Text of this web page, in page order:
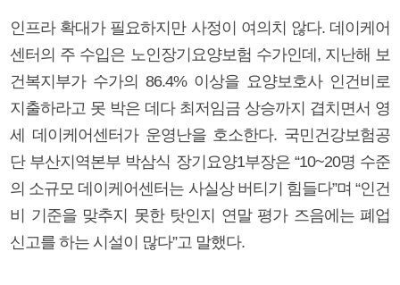
인프라 확대가 필요하지만 사정이 여의치 않다. 데이케어
센터의 주 수입은 노인장기요양보험 수가인데, 지난해 보
건복지부가 수가의 86.4% 이상을 요양보호사 인건비로
지출하라고 못 박은 데다 최저임금 상승까지 겹치면서 영
세 데이케어센터가 운영난을 호소한다. 국민건강보험공
단 부산지역본부 박삼식 장기요양1부장은 “10~20명 수준
의 소규모 데이케어센터는 사실상 버티기 힘들다”며 “인건
비 기준을 맞추지 못한 탓인지 연말 평가 즈음에는 폐업
신고를 하는 시설이 많다”고 말했다.